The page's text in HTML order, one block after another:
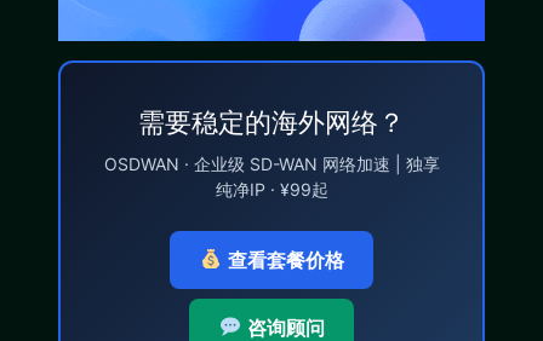
需要稳定的海外网络？
OSDWAN · 企业级 SD-WAN 网络加速 | 独享
纯净IP · ¥99起
查看套餐价格
咨询顾问